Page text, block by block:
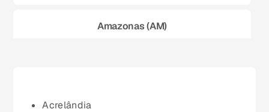
Amazonas (AM)
Acrelândia